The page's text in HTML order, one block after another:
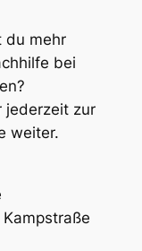
du mehr
bei
jederzeit zur
weiter.